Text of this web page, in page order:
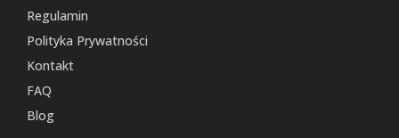
Regulamin
Polityka Prywatności
Kontakt
FAQ
Blog